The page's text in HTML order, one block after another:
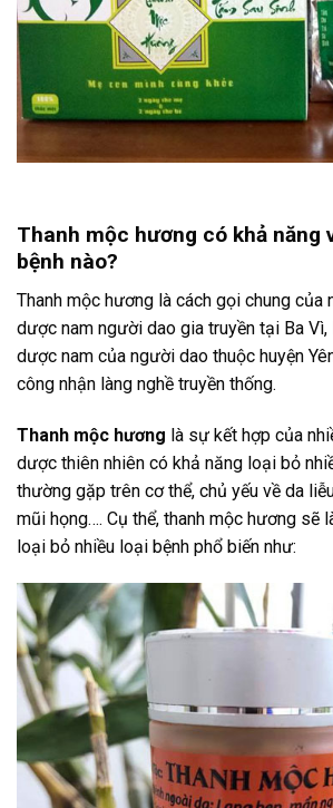
Thanh mộc hương có khả năng
bệnh nào?
Thanh mộc hương là cách gọi chung của
dược nam người dao gia truyền tại Ba
dược nam của người dao thuộc huyện
công nhận làng nghề truyền thống.
Thanh mộc hương là sự kết hợp của
dược thiên nhiên có khả năng loại bỏ
thường gặp trên cơ thể, chủ yếu về da
mũi họng…. Cụ thể, thanh mộc hương sẽ
loại bỏ nhiều loại bệnh phổ biến như: